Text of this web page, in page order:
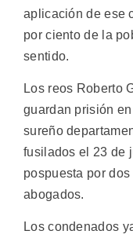
aplicación de ese
por ciento de la
sentido.
Los reos Roberto
guardan prisión
sureño
fusilados el 23 de
pospuesta por
abogados.
Los condenados